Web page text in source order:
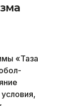
«Таза